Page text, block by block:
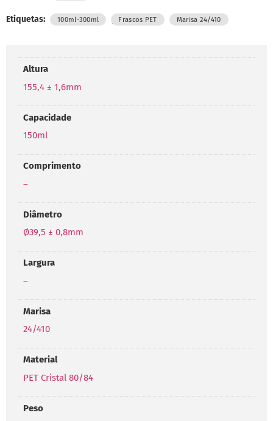
Etiquetas: 100ml-300ml Frascos PET , Marisa 24/410
Altura
155,4 ± 1,6mm
Capacidade
150ml
Comprimento
–
Diâmetro
Ø39,5 ± 0,8mm
Largura
–
Marisa
24/410
Material
PET Cristal 80/84
Peso